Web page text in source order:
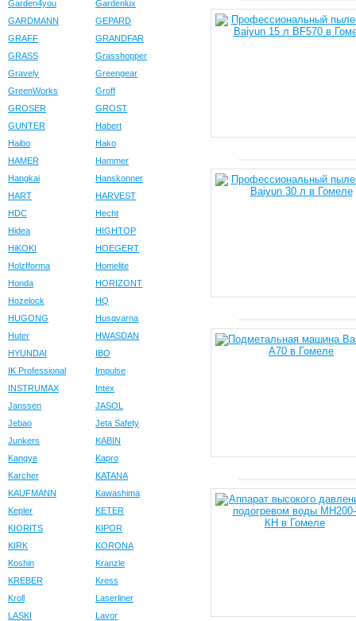
Garden4you
Gardenlux
GARDMANN
GEPARD
GRAFF
GRANDFAR
GRASS
Grasshopper
Gravely
Greengear
GreenWorks
Groff
GROSER
GROST
GUNTER
Habert
Haibo
Hako
HAMER
Hammer
Hangkai
Hanskonner
HART
HARVEST
HDC
Hecht
Hidea
HIGHTOP
HiKOKI
HOEGERT
Holzfforma
Homelite
Honda
HORIZONT
Hozelock
HQ
HUGONG
Husqvarna
Huter
HWASDAN
HYUNDAI
IBO
IK Professional
Impulse
INSTRUMAX
Intex
Janssen
JASOL
Jebao
Jeta Safety
Junkers
KABIN
Kangye
Kapro
Karcher
KATANA
KAUFMANN
Kawashima
Kepler
KETER
KIORITS
KIPOR
KIRK
KORONA
Koshin
Kranzle
KREBER
Kress
Kroll
Laserliner
LASKI
Lavor